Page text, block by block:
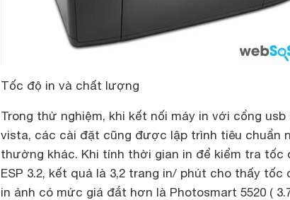
Tốc độ in và chất lượng
Trong thử nghiệm, khi kết nối máy in với cổng
vista, các cài đặt cũng được lập trình tiêu chuẩn
thường khác. Khi tính thời gian in để kiểm tra tốc
ESP 3.2, kết quả là 3,2 trang in/ phút cho thấy
in ảnh có mức giá đắt hơn là Photosmart 5520 (